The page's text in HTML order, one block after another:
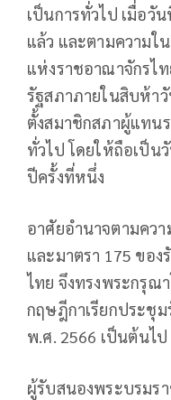
เป็นการทั่วไป เมื่อวั
แล้ว และตามความใ
แห่งราชอาณาจักรไ
รัฐสภาภายในสิบห้า
ตั้งสมาชิกสภาผู้แทน
ทั่วไป โดยให้ถือเป็น
ปีครั้งที่หนึ่ง
อาศัยอำนาจตามควา
และมาตรา 175 ขอ
ไทย จึงทรงพระกรุณ
กฤษฎีกาเรียกประชุ
พ.ศ. 2566 เป็นต้นไป
ผู้รับสนองพระบรมรา